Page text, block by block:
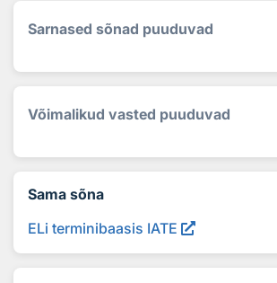
Sarnased sõnad puuduvad
Võimalikud vasted puuduvad
Sama sõna
ELi terminibaasis IATE